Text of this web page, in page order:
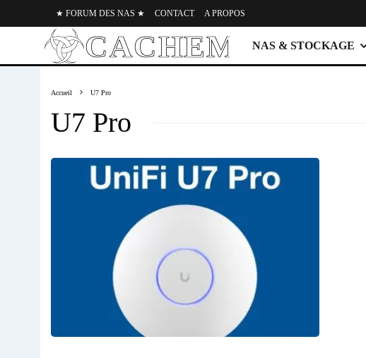
★ FORUM DES NAS ★ CONTACT A PROPOS
NAS & STOCKAGE
Accueil U7 Pro
U7 Pro